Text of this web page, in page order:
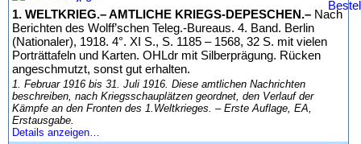
1. WELTKRIEG.– AMTLICHE KRIEGS-DEPESCHEN.– Nach
Berichten des Wolff’schen Teleg.-Bureaus. 4. Band. Berlin
(Nationaler), 1918. 4°. XI S., S. 1185 – 1568, 32 S. mit vielen
Porträttafeln und Karten. OHLdr mit Silberprägung. Rücken
angeschmutzt, sonst gut erhalten.
1. Februar 1916 bis 31. Juli 1916. Diese amtlichen Nachrichten
beschreiben, nach Kriegsschauplätzen geordnet, den Verlauf der
Kämpfe an den Fronten des 1.Weltkrieges. – Erste Auflage, EA,
Erstausgabe.
Details anzeigen…